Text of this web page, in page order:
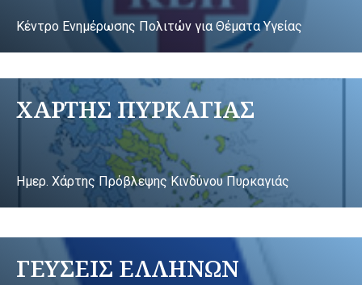
Κέντρο Ενημέρωσης Πολιτών για Θέματα Υγείας
ΧΑΡΤΗΣ ΠΥΡΚΑΓΙΑΣ
Ημερ. Χάρτης Πρόβλεψης Κινδύνου Πυρκαγιάς
ΓΕΥΣΕΙΣ ΕΛΛΗΝΩΝ